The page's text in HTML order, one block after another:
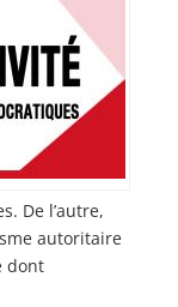
De l’autre,
autoritaire
dont